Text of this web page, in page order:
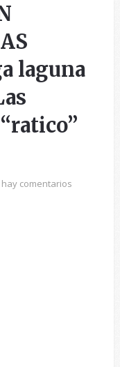
laguna
hay comentarios